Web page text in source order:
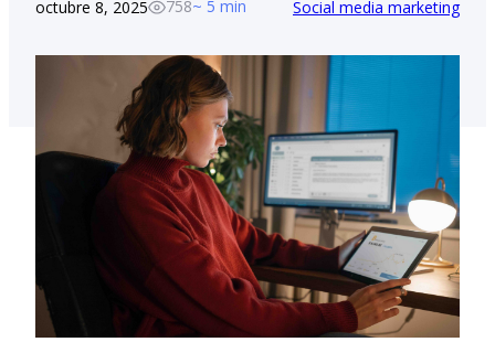
octubre 8, 2025 758~ 5 min Social media marketing